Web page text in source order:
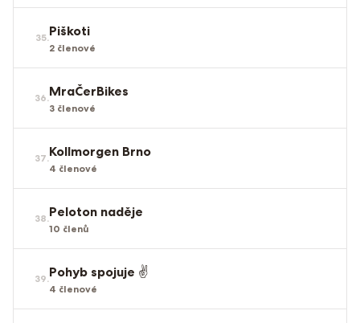
35.Piškoti
2 členové
36.MraČerBikes
3 členové
37.Kollmorgen Brno
4 členové
38.Peloton naděje
10 členů
39.Pohyb spojuje ✌️
4 členové